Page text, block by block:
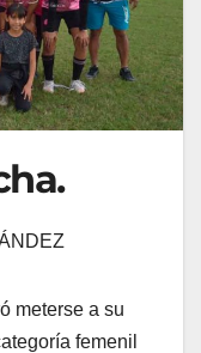
meterse a su
femenil